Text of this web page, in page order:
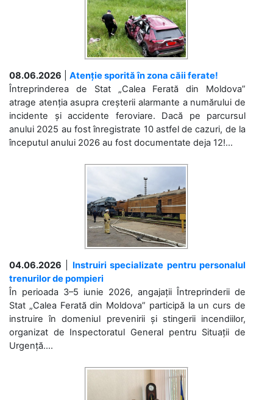
08.06.2026
Atenție sporită în zona căii ferate!
Întreprinderea de Stat „Calea Ferată din Moldova”
atrage atenția asupra creșterii alarmante a numărului de
incidente și accidente feroviare. Dacă pe parcursul
anului 2025 au fost înregistrate 10 astfel de cazuri, de la
începutul anului 2026 au fost documentate deja 12!...
04.06.2026
Instruiri specializate pentru personalul
trenurilor de pompieri
În perioada 3–5 iunie 2026, angajații Întreprinderii de
Stat „Calea Ferată din Moldova” participă la un curs de
instruire în domeniul prevenirii și stingerii incendiilor,
organizat de Inspectoratul General pentru Situații de
Urgență....